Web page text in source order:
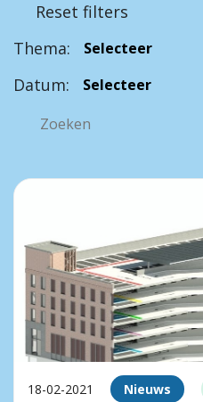
Reset filters
Thema:
Datum:
18-02-2021 Nieuws